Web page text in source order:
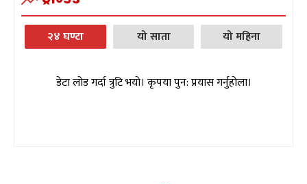
२४ घण्टा यो साता यो महिना
डेटा लोड गर्दा त्रुटि भयो। कृपया पुन: प्रयास गर्नुहोला।